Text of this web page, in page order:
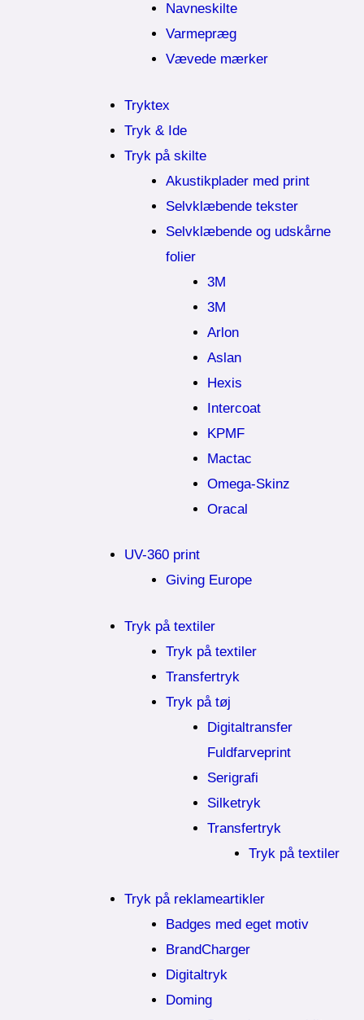
Navneskilte
Varmepræg
Vævede mærker
Tryktex
Tryk & Ide
Tryk på skilte
Akustikplader med print
Selvklæbende tekster
Selvklæbende og udskårne
folier
3M
3M
Arlon
Aslan
Hexis
Intercoat
KPMF
Mactac
Omega-Skinz
Oracal
UV-360 print
Giving Europe
Tryk på textiler
Tryk på textiler
Transfertryk
Tryk på tøj
Digitaltransfer
Fuldfarveprint
Serigrafi
Silketryk
Transfertryk
Tryk på textiler
Tryk på reklameartikler
Badges med eget motiv
BrandCharger
Digitaltryk
Doming